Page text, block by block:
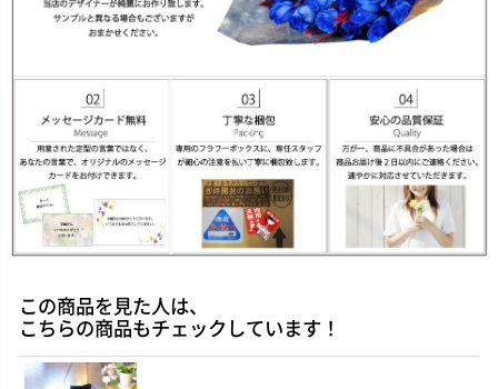
この商品を見た人は、
こちらの商品もチェックしています！